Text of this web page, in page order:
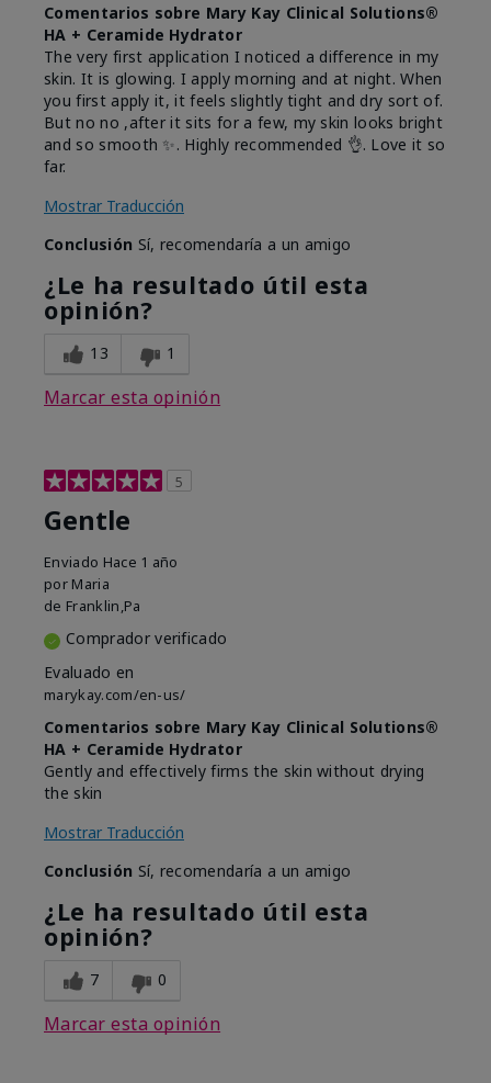
Comentarios sobre Mary Kay Clinical Solutions®
HA + Ceramide Hydrator
The very first application I noticed a difference in my
skin. It is glowing. I apply morning and at night. When
you first apply it, it feels slightly tight and dry sort of.
But no no ,after it sits for a few, my skin looks bright
and so smooth ✨️. Highly recommended 👌. Love it so
far.
Mostrar Traducción
Conclusión Sí, recomendaría a un amigo
¿Le ha resultado útil esta
opinión?
13 1
Marcar esta opinión
5
Gentle
Enviado Hace 1 año
por Maria
de Franklin,Pa
Comprador verificado
Evaluado en
marykay.com/en-us/
Comentarios sobre Mary Kay Clinical Solutions®
HA + Ceramide Hydrator
Gently and effectively firms the skin without drying
the skin
Mostrar Traducción
Conclusión Sí, recomendaría a un amigo
¿Le ha resultado útil esta
opinión?
7 0
Marcar esta opinión